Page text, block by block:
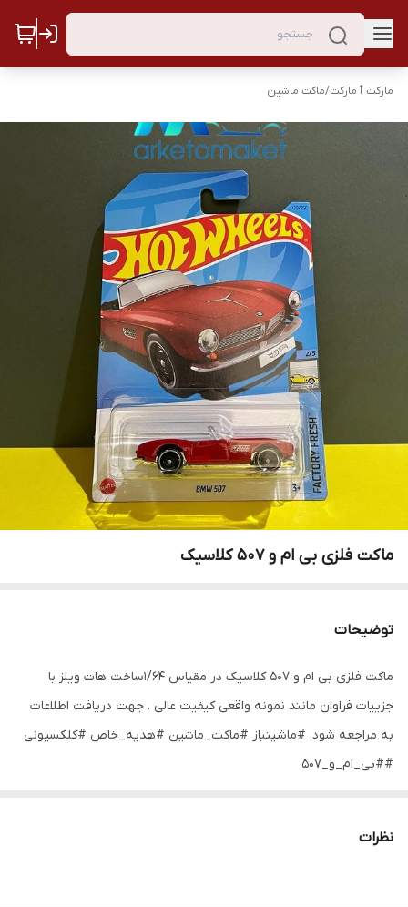
مارکت ٱ مارکت/ماکت ماشین
ماکت فلزی بی ام و ۵۰۷ کلاسیک
توضیحات
ماکت فلزی بی ام و ۵۰۷ کلاسیک در مقیاس ۱/۶۴ساخت هات ویلز با
جزییات فراوان مانند نمونه واقعی کیفیت عالی . جهت دریافت اطلاعات
به مراجعه شود. #ماشینباز #ماکت_ماشین #هدیه_خاص #کلکسیونی
##بی_ام_و_۵۰۷
نظرات